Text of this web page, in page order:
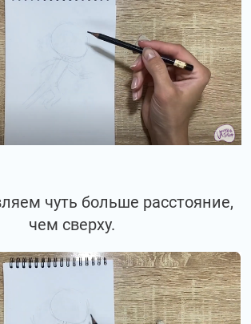
чуть больше расстояние,
чем сверху.